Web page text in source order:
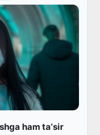
ham taʼsir